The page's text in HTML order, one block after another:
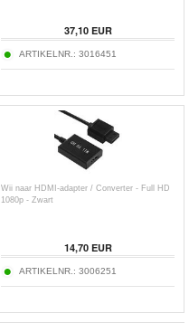
37,10EUR
ARTIKELNR.: 3016451
Wii naar HDMI-adapter / Converter - Full HD
1080p - Zwart
14,70EUR
ARTIKELNR.: 3006251